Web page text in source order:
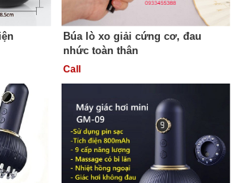
Búa lò xo giải cứng cơ, đau
nhức toàn thân
Call